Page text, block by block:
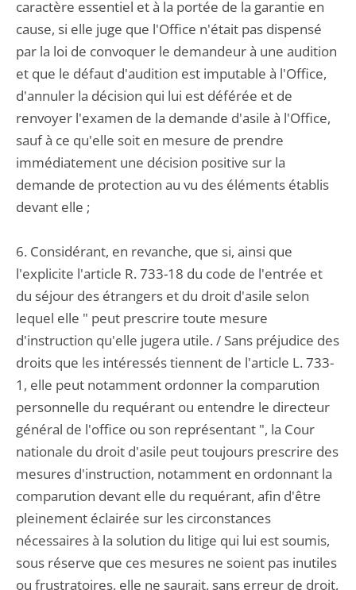
caractère essentiel et à la portée de la garantie en
cause, si elle juge que l'Office n'était pas dispensé
par la loi de convoquer le demandeur à une audition
et que le défaut d'audition est imputable à l'Office,
d'annuler la décision qui lui est déférée et de
renvoyer l'examen de la demande d'asile à l'Office,
sauf à ce qu'elle soit en mesure de prendre
immédiatement une décision positive sur la
demande de protection au vu des éléments établis
devant elle ;
6. Considérant, en revanche, que si, ainsi que
l'explicite l'article R. 733-18 du code de l'entrée et
du séjour des étrangers et du droit d'asile selon
lequel elle " peut prescrire toute mesure
d'instruction qu'elle jugera utile. / Sans préjudice des
droits que les intéressés tiennent de l'article L. 733-
1, elle peut notamment ordonner la comparution
personnelle du requérant ou entendre le directeur
général de l'office ou son représentant ", la Cour
nationale du droit d'asile peut toujours prescrire des
mesures d'instruction, notamment en ordonnant la
comparution devant elle du requérant, afin d'être
pleinement éclairée sur les circonstances
nécessaires à la solution du litige qui lui est soumis,
sous réserve que ces mesures ne soient pas inutiles
ou frustratoires, elle ne saurait, sans erreur de droit,